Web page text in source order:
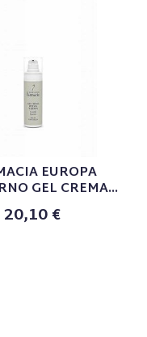
EUROPA
GEL CREMA...
20,10 €